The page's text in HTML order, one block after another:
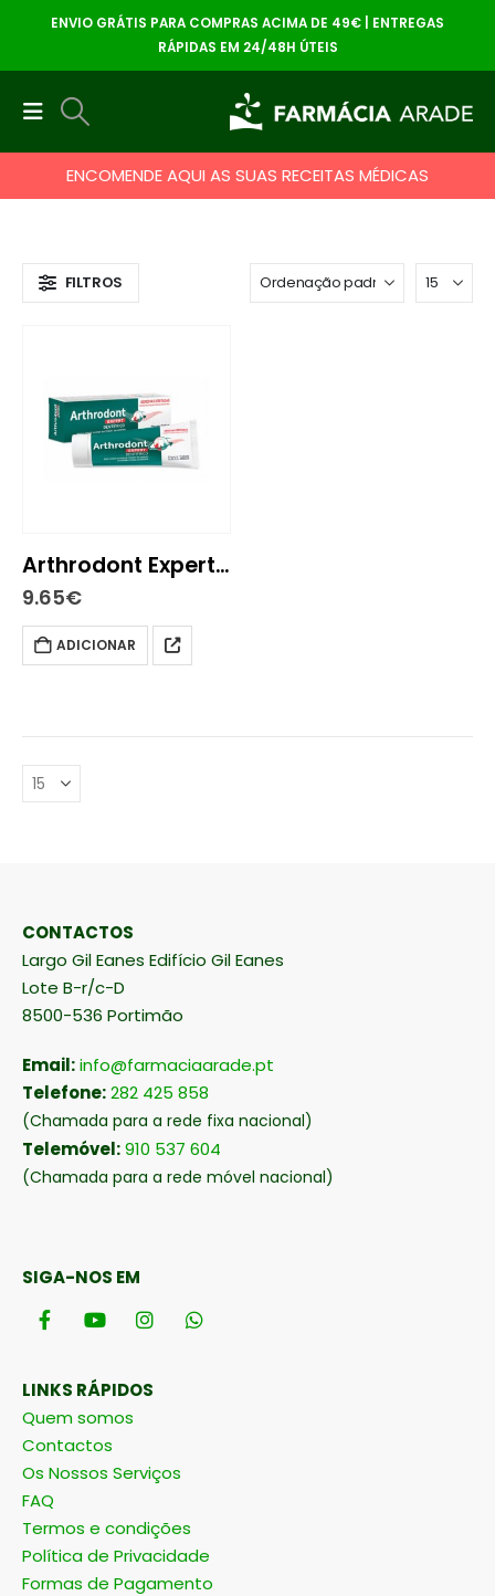
ENVIO GRÁTIS PARA COMPRAS ACIMA DE 49€ | ENTREGAS
RÁPIDAS EM 24/48H ÚTEIS
ENCOMENDE AQUI AS SUAS RECEITAS MÉDICAS
FILTROS
Arthrodont Expert Pasta Dentes 50Ml
9.65€
ADICIONAR
CONTACTOS
Largo Gil Eanes Edifício Gil Eanes
Lote B-r/c-D
8500-536 Portimão
Email:info@farmaciaarade.pt
Telefone:282 425 858
(Chamada para a rede fixa nacional)
Telemóvel:910 537 604
(Chamada para a rede móvel nacional)
SIGA-NOS EM
LINKS RÁPIDOS
Quem somos
Contactos
Os Nossos Serviços
FAQ
Termos e condições
Política de Privacidade
Formas de Pagamento